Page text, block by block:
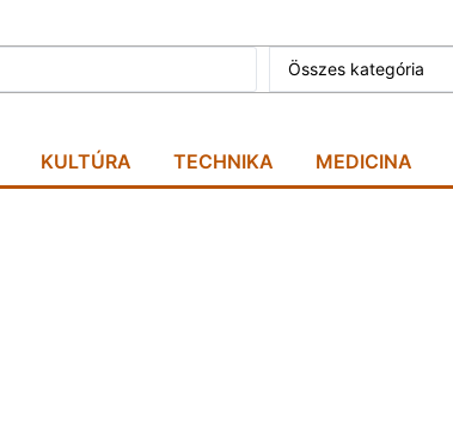
Összes kategória
KULTÚRA TECHNIKA MEDICINA